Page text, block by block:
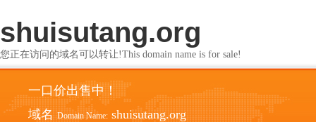
shuisutang.org
您正在访问的域名可以转让!This domain name is for sale!
一口价出售中！
域名 Domain Name: shuisutang.org